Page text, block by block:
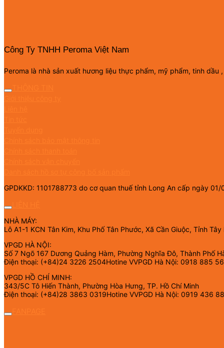
Công Ty TNHH Peroma Việt Nam
Peroma là nhà sản xuất hương liệu thực phẩm, mỹ phẩm, tinh dầu
GPDKKD: 1101788773 do cơ quan thuế tỉnh Long An cấp ngày 01/
NHÀ MÁY:
Lô A1-1 KCN Tân Kim, Khu Phố Tân Phước, Xã Cần Giuộc, Tỉnh Tây
VPGD HÀ NỘI:
Số 7 Ngõ 167 Dương Quảng Hàm, Phường Nghĩa Đô, Thành Phố
Điện thoại: (+84)24 3226 2504Hotine VVPGD Hà Nội: 0918 885
VPGD HỒ CHÍ MINH:
343/5C Tô Hiến Thành, Phường Hòa Hưng, TP. Hồ Chí Minh
Điện thoại: (+84)28 3863 0319Hotine VVPGD Hà Nội: 0919 436